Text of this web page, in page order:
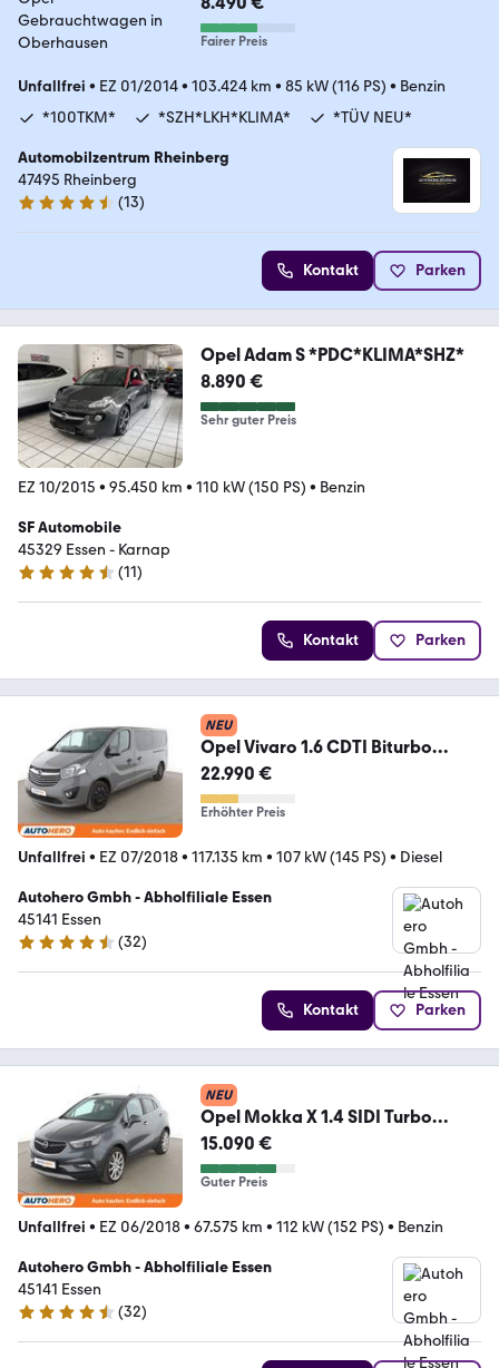
Fairer Preis
Unfallfrei • EZ 01/2014• 103.424 km • 85 kW (116 PS) • Benzin
*100TKM*
*SZH*LKH*KLIMA* *TÜV NEU*
Automobilzentrum Rheinberg
47495 Rheinberg
4.7 Sterne
(13)
Kontakt Parken
Opel Adam S *PDC*KLIMA*SHZ*
8.890 €
Sehr guter Preis
EZ 10/2015 • 95.450 km • 110 kW (150 PS) • Benzin
SF Automobile
45329 Essen - Karnap
4.7 Sterne
(11)
Kontakt Parken
NEU
Opel Vivaro 1.6 CDTI Biturbo
Combi+ L2H1 2,9t *NAV*
22.990 €
Erhöhter Preis
Unfallfrei • EZ 07/2018• 117.135 km • 107 kW (145 PS) • Diesel
Autohero Gmbh - Abholfiliale Essen
45141 Essen
4.7 Sterne
(32)
Kontakt Parken
NEU
Opel Mokka X 1.4 SIDI Turbo
Ultimate Start/Stop 4x4
15.090 €
Guter Preis
Unfallfrei • EZ 06/2018• 67.575 km • 112 kW (152 PS) • Benzin
Autohero Gmbh - Abholfiliale Essen
45141 Essen
4.7 Sterne
(32)